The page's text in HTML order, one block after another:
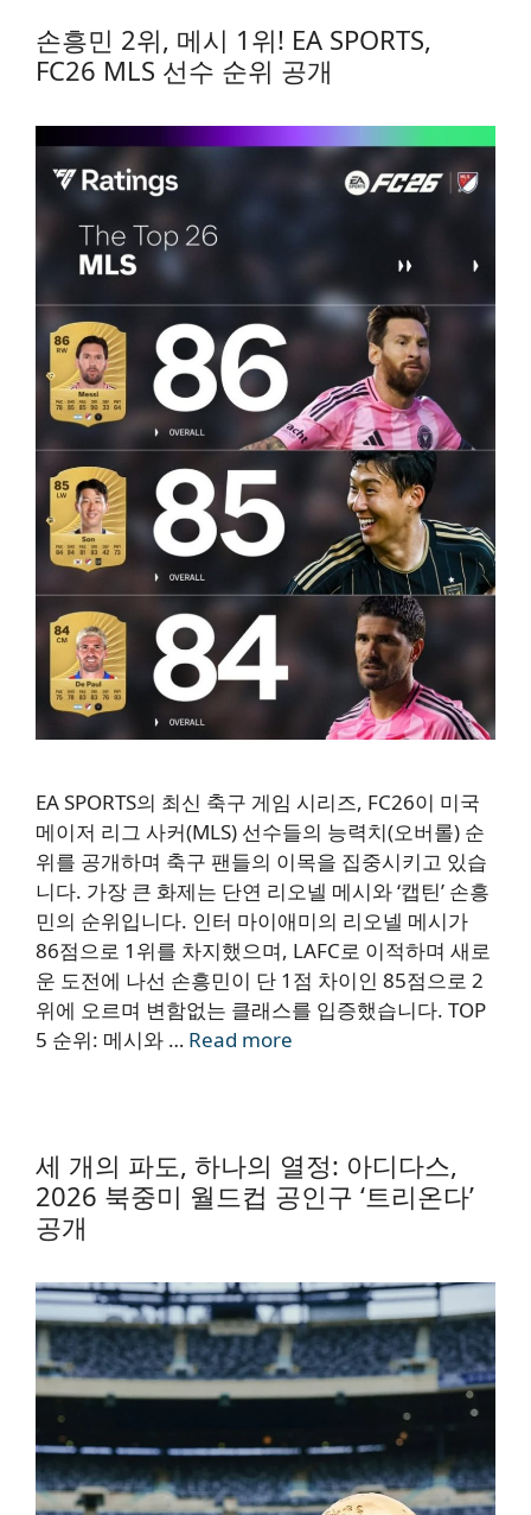
손흥민 2위, 메시 1위! EA SPORTS,
FC26 MLS 선수 순위 공개
EA SPORTS의 최신 축구 게임 시리즈, FC26이 미국
메이저 리그 사커(MLS) 선수들의 능력치(오버롤) 순
위를 공개하며 축구 팬들의 이목을 집중시키고 있습
니다. 가장 큰 화제는 단연 리오넬 메시와 ‘캡틴’ 손흥
민의 순위입니다. 인터 마이애미의 리오넬 메시가
86점으로 1위를 차지했으며, LAFC로 이적하며 새로
운 도전에 나선 손흥민이 단 1점 차이인 85점으로 2
위에 오르며 변함없는 클래스를 입증했습니다. TOP
5 순위: 메시와 … Read more
세 개의 파도, 하나의 열정: 아디다스,
2026 북중미 월드컵 공인구 ‘트리온다’
공개